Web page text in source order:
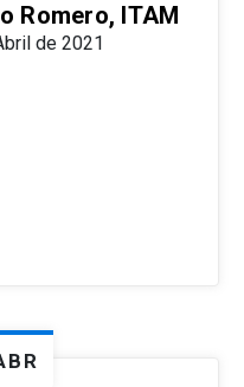
Romero, ITAM
de 2021